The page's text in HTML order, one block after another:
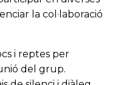
la col·laboració
i reptes per
del grup.